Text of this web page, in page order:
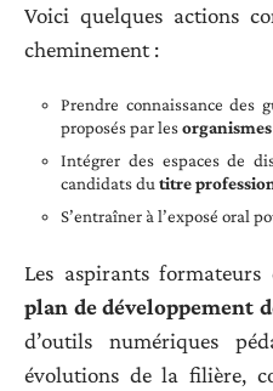
Voici quelques actions
cheminement :
Prendre connaissance des
proposés par les
Intégrer des espaces de
candidats dutitre
S’entraîner à l’exposé oral
Les aspirants
plan de développement
d’outils numériques
évolutions de la filière,